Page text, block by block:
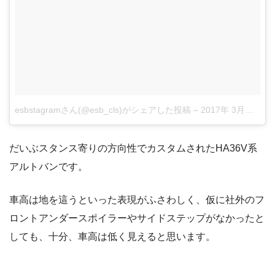
esbstagramさん(@esb_cls)がシェアした投稿 – 2017年 3月月1日午前7時25分PST
だいぶスタンス寄りの方向性でカスタムされたHA36V系
アルトバンです。
車高は地を這うといった表現がふさわしく、仮に社外のフ
ロントアンダースポイラーやサイドステップがなかったと
しても、十分、車高は低く見えると思います。